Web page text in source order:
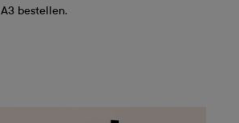
bestellen.